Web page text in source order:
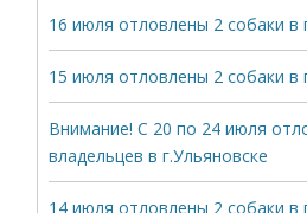
16 июля отловлены 2 собаки в
15 июля отловлены 2 собаки в
Внимание! С 20 по 24 июля
владельцев в г.Ульяновске
14 июля отловлены 2 собаки в